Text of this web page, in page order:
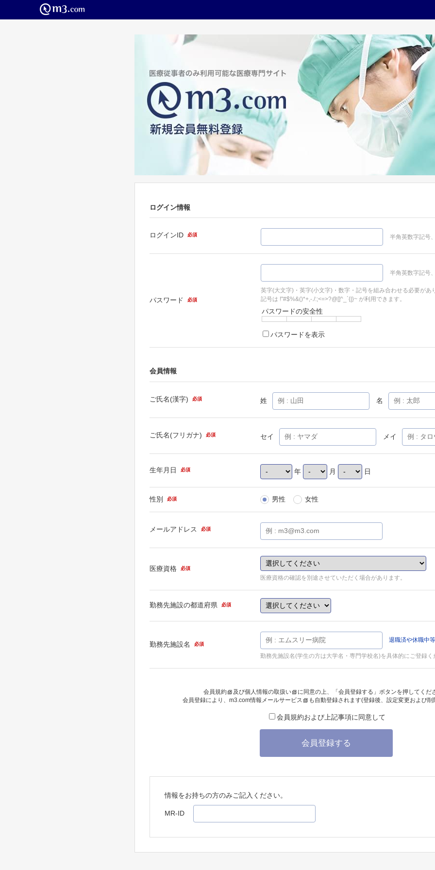
ログイン情報
ログインID 必須 半角英数字記号
パスワード 必須
半角英数字記号
英字(大文字)・英字(小文字)・数字・記号を組み合わせる必要があ
記号は !"#$%&()*+,-./:;<=>?@[]^_`{|}~ が利用できます。
パスワードの安全性
パスワードを表示
会員情報
ご氏名(漢字) 必須 姓 名
ご氏名(フリガナ) 必須 セイ メイ
生年月日 必須 年 月 日
性別 必須 男性 女性
メールアドレス 必須
医療資格 必須
医療資格の確認を別途させていただく場合があります。
勤務先施設の都道府県 必須
勤務先施設名 必須
退職済や休職中
勤務先施設名(学生の方は大学名・専門学校名)を具体的にご登録く
会員規約 及び個人情報の取扱い
に同意の上、「会員登録する」ボタンを押してくだ
会員登録により、 m3.com情報メールサービス も自動登録されます(登録後、設定変更および
会員規約および上記事項に同意して
会員登録する
情報をお持ちの方のみご記入ください。
MR-ID